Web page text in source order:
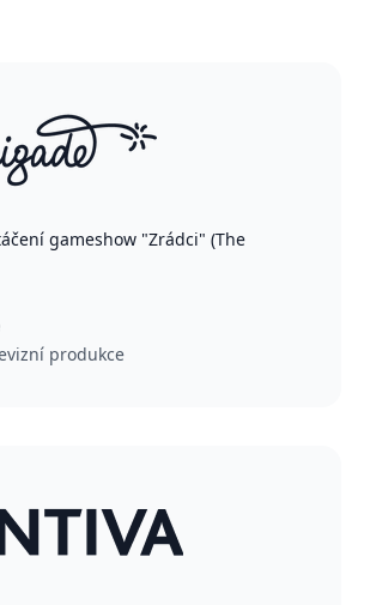
gameshow "Zrádci" (The
produkce